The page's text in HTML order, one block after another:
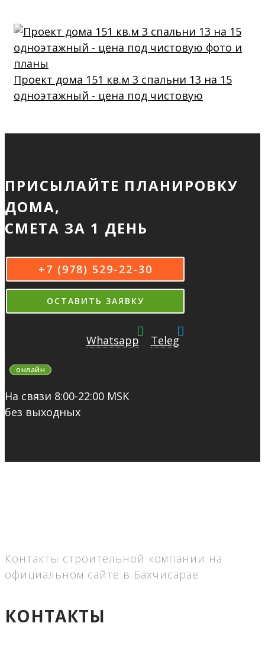
Проект дома 151 кв.м 3 спальни 13 на 15
одноэтажный - цена под чистовую
ПРИСЫЛАЙТЕ ПЛАНИРОВКУ
ДОМА,
СМЕТА ЗА 1 ДЕНЬ
+7 (978) 529-22-30
ОСТАВИТЬ ЗАЯВКУ
Whatsapp Teleg
онлайн
На связи 8:00-22:00 MSK
без выходных
Контакты строительной компании на
официальном сайте в Бахчисарае
КОНТАКТЫ